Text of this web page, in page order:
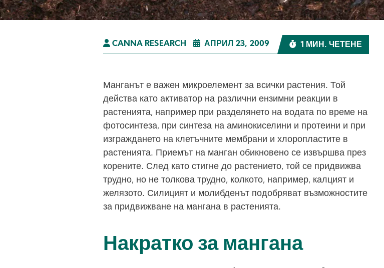
CANNA RESEARCH АПРИЛ 23, 2009 1 МИН. ЧЕТЕНЕ
Манганът е важен микроелемент за всички растения. Той
действа като активатор на различни ензимни реакции в
растенията, например при разделянето на водата по време на
фотосинтеза, при синтеза на аминокиселини и протеини и при
изграждането на клетъчните мембрани и хлоропластите в
растенията. Приемът на манган обикновено се извършва през
корените. След като стигне до растението, той се придвижва
трудно, но не толкова трудно, колкото, например, калцият и
желязото. Силицият и молибденът подобряват възможностите
за придвижване на мангана в растенията.
Накратко за мангана